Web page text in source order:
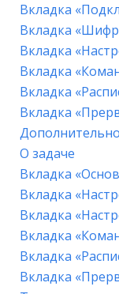
Вкладка
Вкладка
Вкладка
Вкладка
Вкладка
Вкладка
О задаче
Вкладка
Вкладка
Вкладка
Вкладка
Вкладка
Вкладка